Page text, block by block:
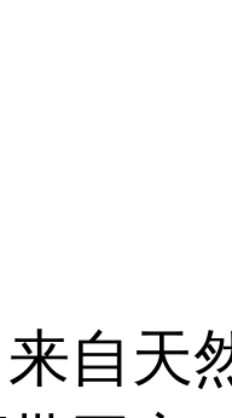
来自天